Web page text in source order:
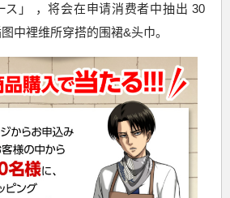
ス」 ，将会在申请消费者中抽出 30
中裡维所穿搭的围裙&头巾。